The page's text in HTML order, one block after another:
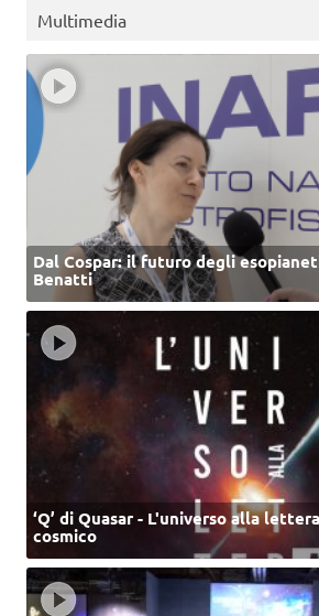
Multimedia
Dal Cospar: il futuro degli
Benatti
‘Q’ di Quasar - L'universo alla
cosmico